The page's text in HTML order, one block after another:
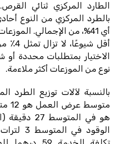
الطارد المركزي ثنائي
بالطرد المركزي من النوع
أي 41%، من الإجمالي.
أقل
الاختيار بمتطلبات محددة
نوع من الموزعات أكثر ملاءمة.
بالنسبة لآلات توزيع الطرد
الوقود